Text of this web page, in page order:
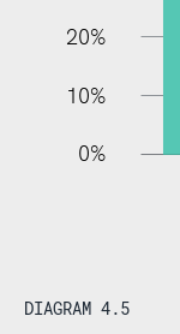
20%
10%
0%
DIAGRAM 4.5